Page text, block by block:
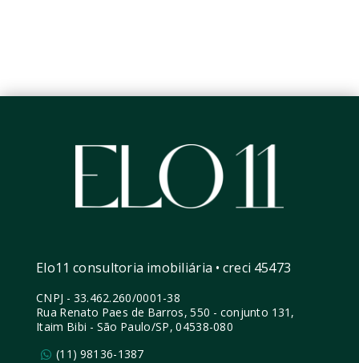
Elo11 consultoria imobiliária • creci 45473
CNPJ - 33.462.260/0001-38
Rua Renato Paes de Barros, 550 - conjunto 131,
Itaim Bibi - São Paulo/SP, 04538-080
(11) 98136-1387